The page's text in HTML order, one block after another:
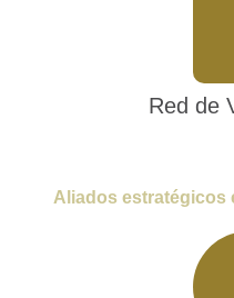
Red de
Aliados estratégicos